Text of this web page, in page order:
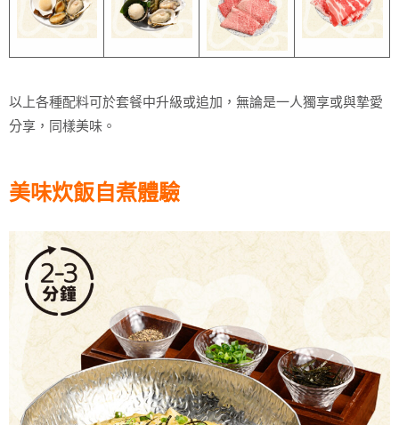
以上各種配料可於套餐中升級或追加，無論是一人獨享或與摯愛
分享，同樣美味。
美味炊飯自煮體驗